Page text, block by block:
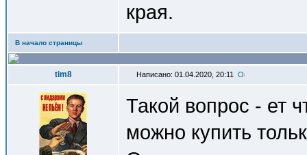
края.
В начало страницы
tim8 Написано: 01.04.2020, 20:11
Такой вопрос - ет
можно купить